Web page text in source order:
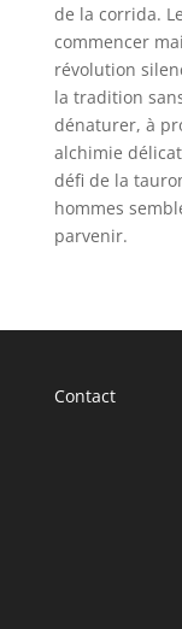
de la corrida.
commencer
révolution
la tradition
dénaturer, à
alchimie
défi de la
hommes
parvenir.
Contact